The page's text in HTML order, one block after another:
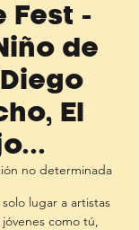
Fest -
de
El
no determinada
lugar a artistas
como tú,